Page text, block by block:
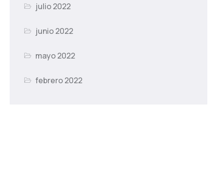
julio 2022
junio 2022
mayo 2022
febrero 2022